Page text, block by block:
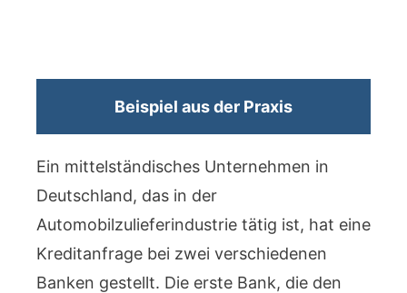
Beispiel aus der Praxis
Ein mittelständisches Unternehmen in
Deutschland, das in der
Automobilzulieferindustrie tätig ist, hat eine
Kreditanfrage bei zwei verschiedenen
Banken gestellt. Die erste Bank, die den